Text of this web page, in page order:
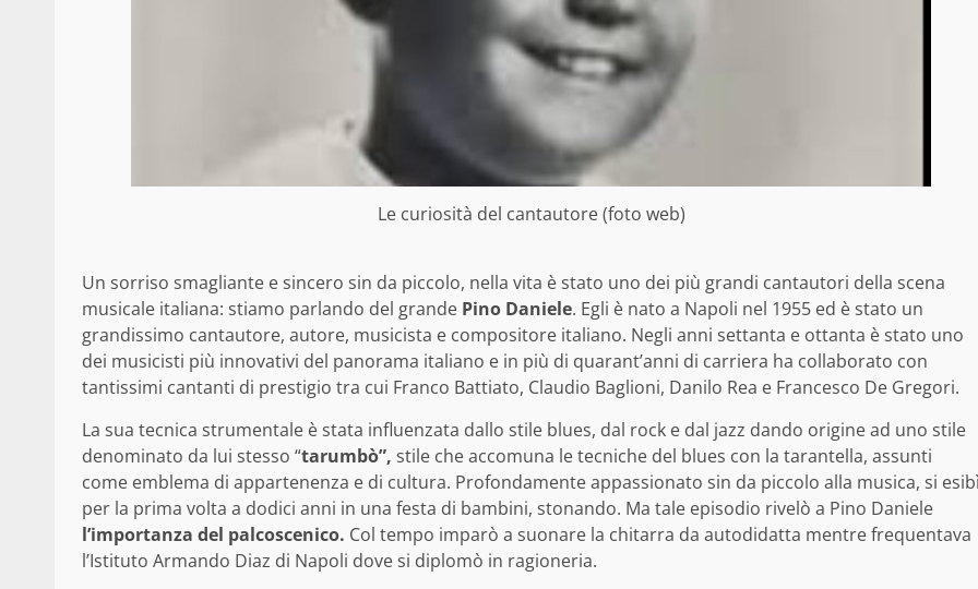
Le curiosità del cantautore (foto web)
Un sorriso smagliante e sincero sin da piccolo, nella vita è stato uno dei più grandi cantautori della scena
musicale italiana: stiamo parlando del grande Pino Daniele. Egli è nato a Napoli nel 1955 ed è stato un
grandissimo cantautore, autore, musicista e compositore italiano. Negli anni settanta e ottanta è stato uno
dei musicisti più innovativi del panorama italiano e in più di quarant’anni di carriera ha collaborato con
tantissimi cantanti di prestigio tra cui Franco Battiato, Claudio Baglioni, Danilo Rea e Francesco De Gregori.
La sua tecnica strumentale è stata influenzata dallo stile blues, dal rock e dal jazz dando origine ad uno stile
denominato da lui stesso “tarumbò”, stile che accomuna le tecniche del blues con la tarantella, assunti
come emblema di appartenenza e di cultura. Profondamente appassionato sin da piccolo alla musica, si
per la prima volta a dodici anni in una festa di bambini, stonando. Ma tale episodio rivelò a Pino Daniele
l’importanza del palcoscenico. Col tempo imparò a suonare la chitarra da autodidatta mentre frequentava
l’Istituto Armando Diaz di Napoli dove si diplomò in ragioneria.